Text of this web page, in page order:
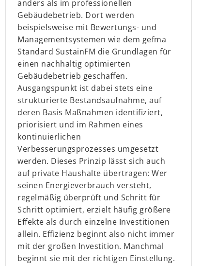
anders als im professionellen
Gebäudebetrieb. Dort werden
beispielsweise mit Bewertungs- und
Managementsystemen wie dem gefma
Standard SustainFM die Grundlagen für
einen nachhaltig optimierten
Gebäudebetrieb geschaffen.
Ausgangspunkt ist dabei stets eine
strukturierte Bestandsaufnahme, auf
deren Basis Maßnahmen identifiziert,
priorisiert und im Rahmen eines
kontinuierlichen
Verbesserungsprozesses umgesetzt
werden. Dieses Prinzip lässt sich auch
auf private Haushalte übertragen: Wer
seinen Energieverbrauch versteht,
regelmäßig überprüft und Schritt für
Schritt optimiert, erzielt häufig größere
Effekte als durch einzelne Investitionen
allein. Effizienz beginnt also nicht immer
mit der großen Investition. Manchmal
beginnt sie mit der richtigen Einstellung.